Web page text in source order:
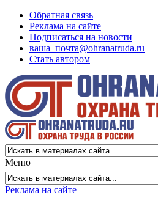
Обратная связь
Реклама на сайте
Подписаться на новости
ваша_почта@ohranatruda.ru
Стать автором
Меню
Реклама на сайте